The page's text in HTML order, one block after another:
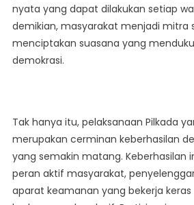
nyata yang dapat dilakukan setiap
demikian, masyarakat menjadi mitra
menciptakan suasana yang
demokrasi.
Tak hanya itu, pelaksanaan Pilkada
merupakan cerminan keberhasilan
yang semakin matang. Keberhasilan
peran aktif masyarakat,
aparat keamanan yang bekerja